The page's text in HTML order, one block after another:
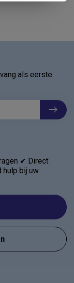
✔ Direct
bij uw
als eerste